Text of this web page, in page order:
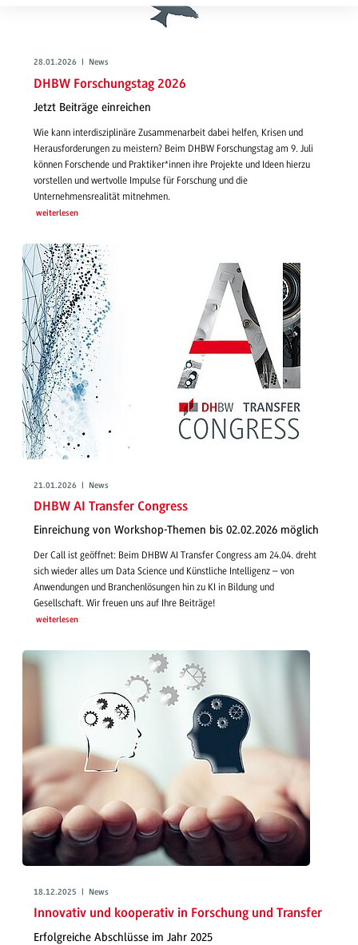
28.01.2026 | News
DHBW Forschungstag 2026
Jetzt Beiträge einreichen
Wie kann interdisziplinäre Zusammenarbeit dabei helfen, Krisen und
Herausforderungen zu meistern? Beim DHBW Forschungstag am 9. Juli
können Forschende und Praktiker*innen ihre Projekte und Ideen hierzu
vorstellen und wertvolle Impulse für Forschung und die
Unternehmensrealität mitnehmen.
weiterlesen
21.01.2026 | News
DHBW AI Transfer Congress
Einreichung von Workshop-Themen bis 02.02.2026 möglich
Der Call ist geöffnet: Beim DHBW AI Transfer Congress am 24.04. dreht
sich wieder alles um Data Science und Künstliche Intelligenz – von
Anwendungen und Branchenlösungen hin zu KI in Bildung und
Gesellschaft. Wir freuen uns auf Ihre Beiträge!
weiterlesen
18.12.2025 | News
Innovativ und kooperativ in Forschung und Transfer
Erfolgreiche Abschlüsse im Jahr 2025